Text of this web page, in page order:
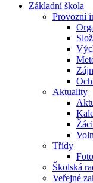
Základní škola
Provozní
Aktuality
Žáci
Třídy
Školská
Veřejné